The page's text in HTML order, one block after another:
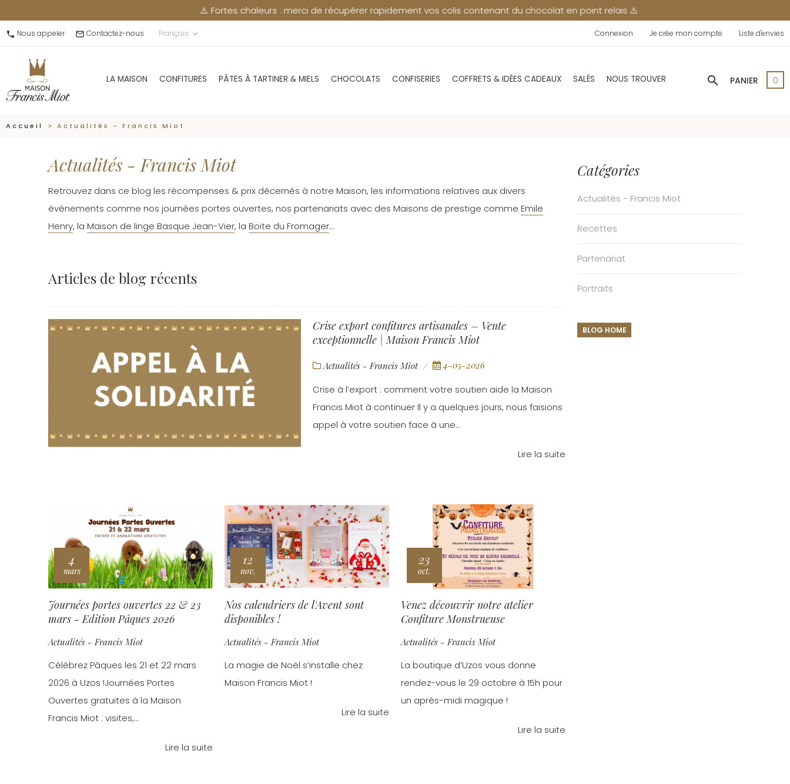
⚠️ Fortes chaleurs : merci de récupérer rapidement vos colis contenant du chocolat en point relais ⚠️
call Nous appeler mail_outline Contactez-nous Français keyboard_arrow_down Connexion Je crée mon compte Liste d'envies
LA MAISON CONFITURES PÂTES À TARTINER & MIELS CHOCOLATS CONFISERIES COFFRETS & IDÉES CADEAUX SALÉS NOUS TROUVER search PANIER 0
Accueil Actualités - Francis Miot
Actualités - Francis Miot
Retrouvez dans ce blog les récompenses & prix décernés à notre Maison, les informations relatives aux divers
événements comme nos journées portes ouvertes, nos partenariats avec des Maisons de prestige comme Emile
Henry, la Maison de linge Basque Jean-Vier, la Boite du Fromager…
Articles de blog récents
Crise export confitures artisanales – Vente
exceptionnelle | Maison Francis Miot
Actualités - Francis Miot 4-05-2026
Crise à l’export : comment votre soutien aide la Maison
Francis Miot à continuer Il y a quelques jours, nous faisions
appel à votre soutien face à une...
Lire la suite
4
mars
Journées portes ouvertes 22 & 23
mars - Edition Pâques 2026
Actualités - Francis Miot
Célébrez Pâques les 21 et 22 mars
2026 à Uzos !Journées Portes
Ouvertes gratuites à la Maison
Francis Miot : visites,...
Lire la suite
12
nov.
Nos calendriers de l'Avent sont
disponibles !
Actualités - Francis Miot
La magie de Noël s’installe chez
Maison Francis Miot !
Lire la suite
23
oct.
Venez découvrir notre atelier
Confiture Monstrueuse
Actualités - Francis Miot
La boutique d’Uzos vous donne
rendez-vous le 29 octobre à 15h pour
un après-midi magique !
Lire la suite
Catégories
Actualités - Francis Miot
Recettes
Partenariat
Portraits
BLOG HOME